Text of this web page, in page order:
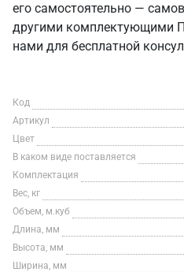
его самостоятельно —
другими комплектующими
нами для бесплатной
Код
Артикул
Цвет
В каком виде поставляется
Комплектация
Вес, кг
Объем, м.куб
Длина, мм
Высота, мм
Ширина, мм